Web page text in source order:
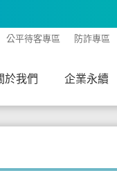
公平待客專區 防詐專區
於我們 企業永續